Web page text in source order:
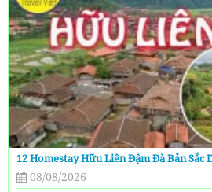
12 Homestay Hữu Liên Đậm Đà Bản Sắc
08/08/2026